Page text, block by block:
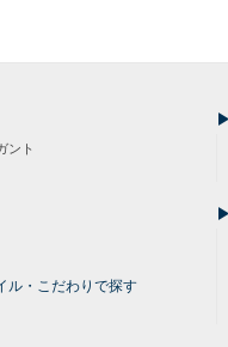
ント
ル・こだわりで探す